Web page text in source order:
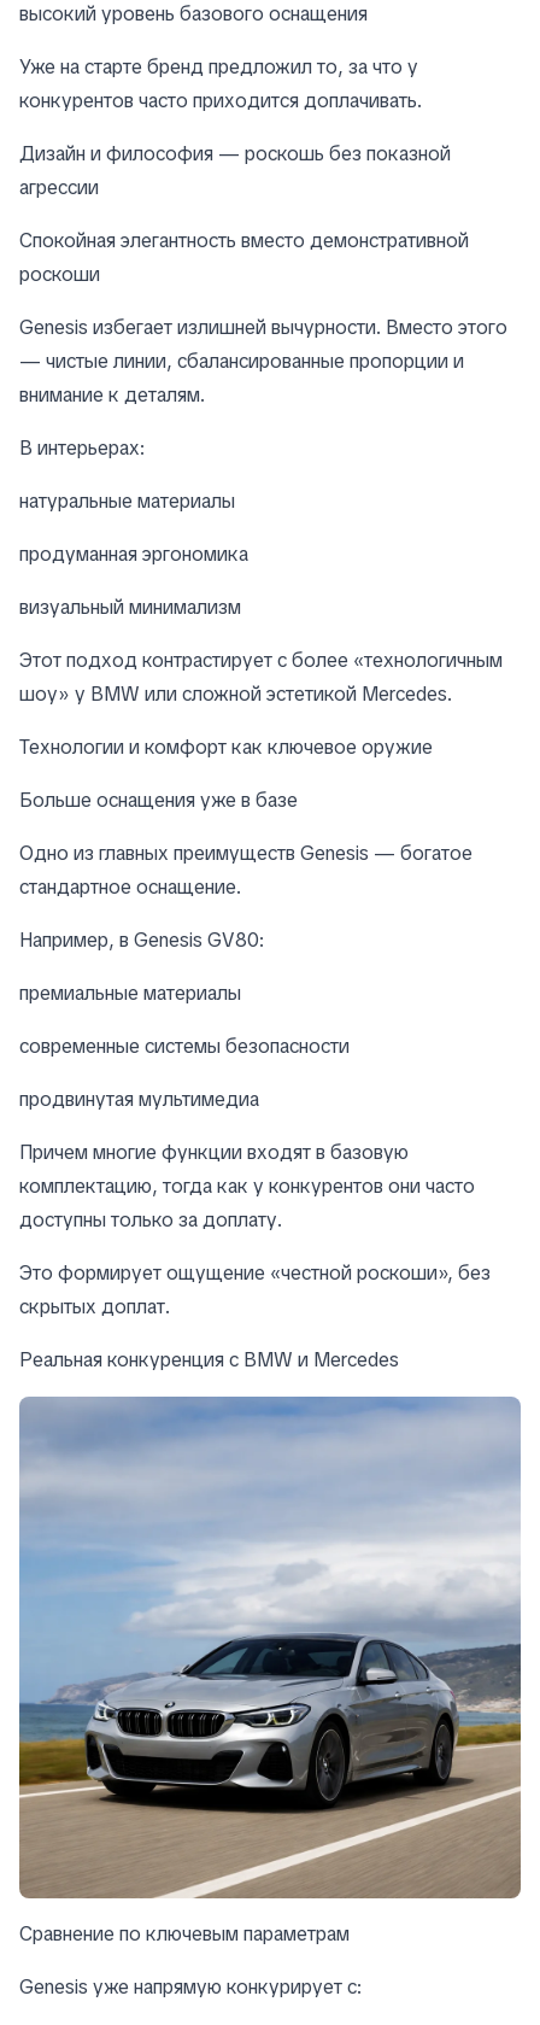
высокий уровень базового оснащения
Уже на старте бренд предложил то, за что у
конкурентов часто приходится доплачивать.
Дизайн и философия — роскошь без показной
агрессии
Спокойная элегантность вместо демонстративной
роскоши
Genesis избегает излишней вычурности. Вместо этого
— чистые линии, сбалансированные пропорции и
внимание к деталям.
В интерьерах:
натуральные материалы
продуманная эргономика
визуальный минимализм
Этот подход контрастирует с более «технологичным
шоу» у BMW или сложной эстетикой Mercedes.
Технологии и комфорт как ключевое оружие
Больше оснащения уже в базе
Одно из главных преимуществ Genesis — богатое
стандартное оснащение.
Например, в Genesis GV80:
премиальные материалы
современные системы безопасности
продвинутая мультимедиа
Причем многие функции входят в базовую
комплектацию, тогда как у конкурентов они часто
доступны только за доплату.
Это формирует ощущение «честной роскоши», без
скрытых доплат.
Реальная конкуренция с BMW и Mercedes
Сравнение по ключевым параметрам
Genesis уже напрямую конкурирует с: